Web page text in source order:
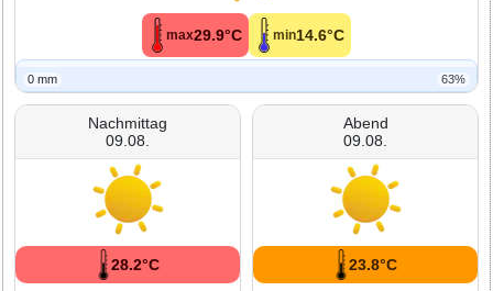
max29.9°C min14.6°C
0 mm 63%
Nachmittag
09.08.
28.2°C
Abend
09.08.
23.8°C